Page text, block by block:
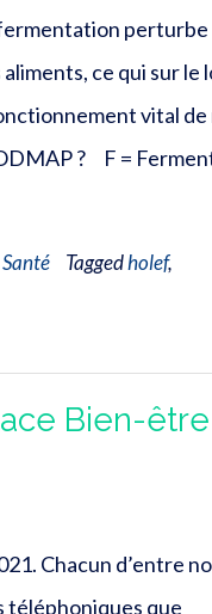
perturbe
ce qui sur le
vital
? F =
Santé Taggedholef,
Bien-
Chacun d’entre
téléphoniques que